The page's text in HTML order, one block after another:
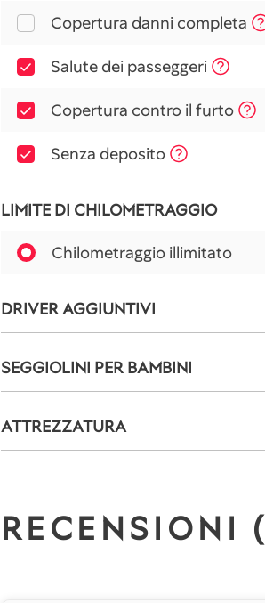
Copertura danni completa
Salute dei passeggeri
Copertura contro il furto
Senza deposito
LIMITE DI CHILOMETRAGGIO
Chilometraggio illimitato
DRIVER AGGIUNTIVI
SEGGIOLINI PER BAMBINI
ATTREZZATURA
RECENSIONI (